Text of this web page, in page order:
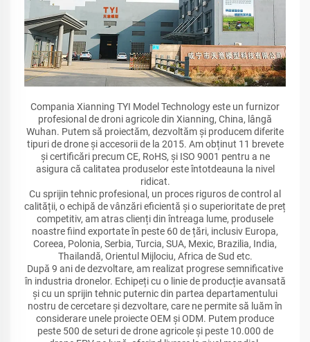
Compania Xianning TYI Model Technology este un furnizor
profesional de droni agricole din Xianning, China, lângă
Wuhan. Putem să proiectăm, dezvoltăm și producem diferite
tipuri de drone și accesorii de la 2015. Am obținut 11 brevete
și certificări precum CE, RoHS, și ISO 9001 pentru a ne
asigura că calitatea produselor este întotdeauna la nivel
ridicat.
Cu sprijin tehnic profesional, un proces riguros de control al
calității, o echipă de vânzări eficientă și o superioritate de preț
competitiv, am atras clienți din întreaga lume, produsele
noastre fiind exportate în peste 60 de țări, inclusiv Europa,
Coreea, Polonia, Serbia, Turcia, SUA, Mexic, Brazilia, India,
Thailandă, Orientul Mijlociu, Africa de Sud etc.
După 9 ani de dezvoltare, am realizat progrese semnificative
în industria dronelor. Echipeți cu o linie de producție avansată
și cu un sprijin tehnic puternic din partea departamentului
nostru de cercetare și dezvoltare, care ne permite să luăm în
considerare unele proiecte OEM și ODM. Putem produce
peste 500 de seturi de drone agricole și peste 10.000 de